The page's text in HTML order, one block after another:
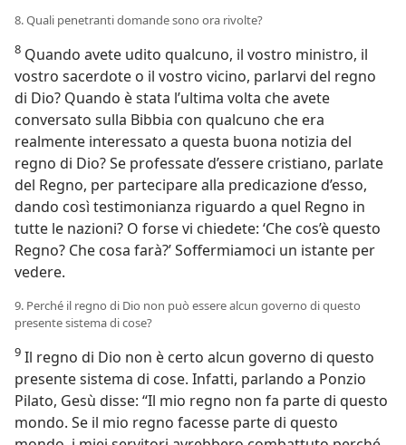
8. Quali penetranti domande sono ora rivolte?
8 Quando avete udito qualcuno, il vostro ministro, il
vostro sacerdote o il vostro vicino, parlarvi del regno
di Dio? Quando è stata l’ultima volta che avete
conversato sulla Bibbia con qualcuno che era
realmente interessato a questa buona notizia del
regno di Dio? Se professate d’essere cristiano, parlate
del Regno, per partecipare alla predicazione d’esso,
dando così testimonianza riguardo a quel Regno in
tutte le nazioni? O forse vi chiedete: ‘Che cos’è questo
Regno? Che cosa farà?’ Soffermiamoci un istante per
vedere.
9. Perché il regno di Dio non può essere alcun governo di questo
presente sistema di cose?
9 Il regno di Dio non è certo alcun governo di questo
presente sistema di cose. Infatti, parlando a Ponzio
Pilato, Gesù disse: “Il mio regno non fa parte di questo
mondo. Se il mio regno facesse parte di questo